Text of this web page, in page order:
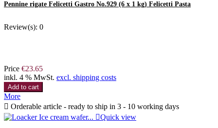
Pennine rigate Felicetti Gastro No.929 (6 x 1 kg) Felicetti Pasta
Review(s): 0
Price €23.65
inkl. 4 % MwSt. excl. shipping costs
Add to cart
More
 Orderable article - ready to ship in 3 - 10 working days
Quick view